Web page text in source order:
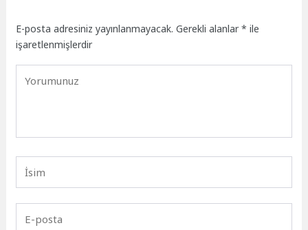
E-posta adresiniz yayınlanmayacak. Gerekli alanlar* ile
işaretlenmişlerdir